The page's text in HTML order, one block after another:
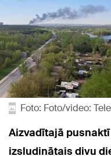
Foto: Foto/video:
Aizvadītajā
izsludinātais divu